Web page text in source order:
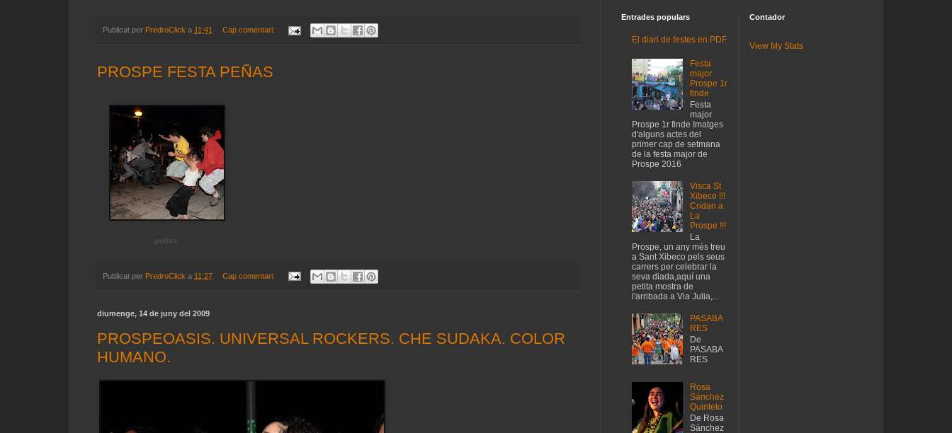
Publicat per PredroClick a 11:41 Cap comentari:
PROSPE FESTA PEÑAS
peñas
Publicat per PredroClick a 11:27 Cap comentari:
diumenge, 14 de juny del 2009
PROSPEOASIS. UNIVERSAL ROCKERS. CHE SUDAKA. COLOR
HUMANO.
Entrades populars
El diari de festes en PDF
Festa
major
Prospe 1r
finde
Festa
major
Prospe 1r finde Imatges
d'alguns actes del
primer cap de setmana
de la festa major de
Prospe 2016
Visca St
Xibeco !!!
Cridan a
La
Prospe !!!
La
Prospe, un any més treu
a Sant Xibeco pels seus
carrers per celebrar la
seva diada,aquí una
petita mostra de
l'arribada a Via Julia,...
PASABA
RES
De
PASABA
RES
Rosa
Sánchez
Quinteto
De Rosa
Sánchez
Contador
View My Stats